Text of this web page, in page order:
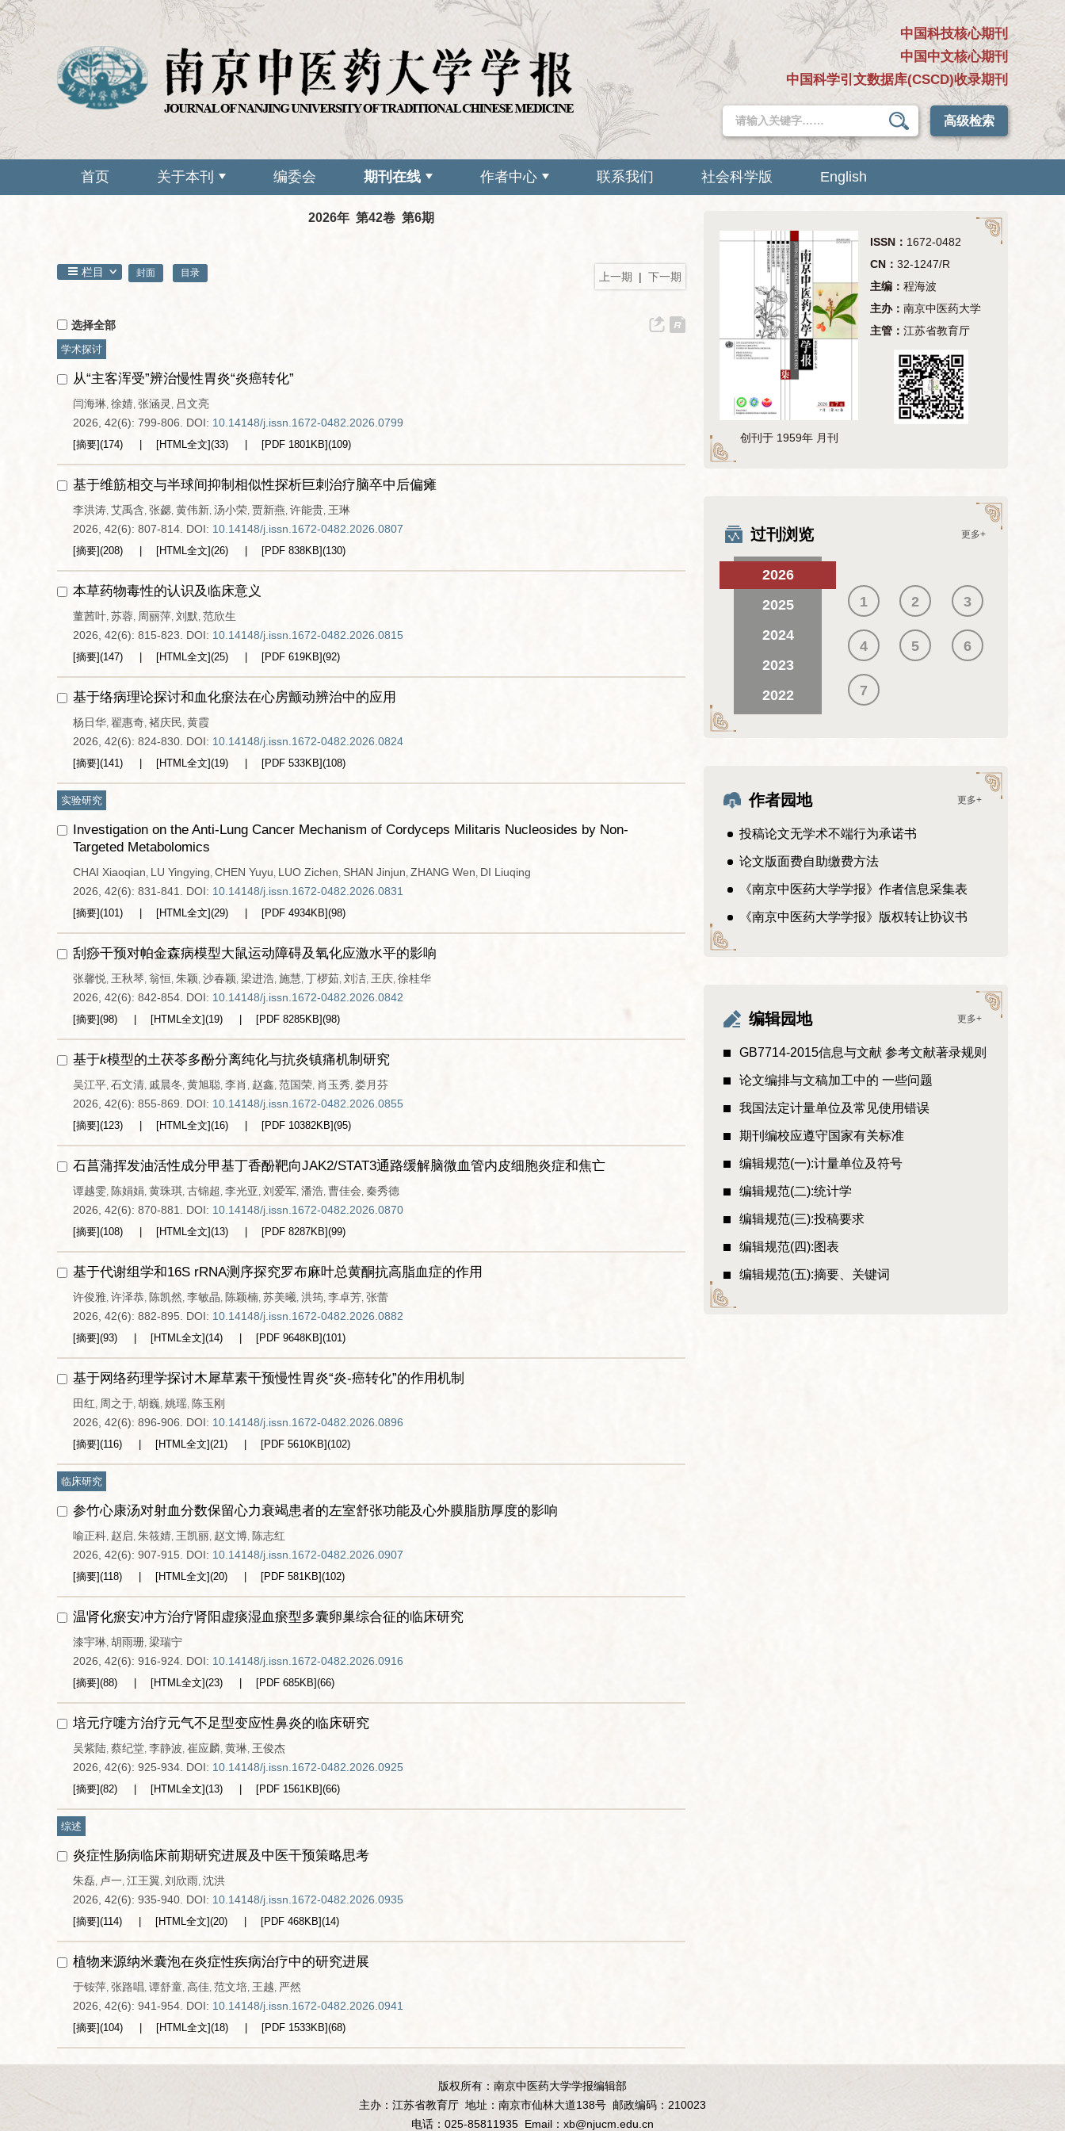
中国科技核心期刊
中国中文核心期刊
中国科学引文数据库(CSCD)收录期刊
高级检索
首页 关于本刊 编委会 期刊在线 作者中心 联系我们 社会科学版 English
2026年 第42卷 第6期
上一期 | 下一期
栏目 封面 目录
选择全部
学术探讨
从“主客浑受”辨治慢性胃炎“炎癌转化”
闫海琳, 徐婧, 张涵灵 , 吕文亮
2026, 42(6): 799-806.
DOI: 10.14148/j.issn.1672-0482.2026.0799
[摘要](174) [HTML全文](33) [PDF 1801KB](109)
基于维筋相交与半球间抑制相似性探析巨刺治疗脑卒中后偏瘫
李洪涛, 艾禹含, 张勰, 黄伟新, 汤小荣, 贾新燕, 许能贵, 王琳
2026, 42(6): 807-814. DOI: 10.14148/j.issn.1672-0482.2026.0807
[摘要](208) [HTML全文](26) [PDF 838KB](130)
本草药物毒性的认识及临床意义
董茜叶, 苏蓉, 周丽萍, 刘默, 范欣生
2026, 42(6): 815-823.
DOI: 10.14148/j.issn.1672-0482.2026.0815
[摘要](147) [HTML全文](25) [PDF 619KB](92)
基于络病理论探讨和血化瘀法在心房颤动辨治中的应用
杨日华, 翟惠奇, 褚庆民, 黄霞
2026, 42(6): 824-830. DOI: 10.14148/j.issn.1672-0482.2026.0824
[摘要](141) [HTML全文](19) [PDF 533KB](108)
实验研究
Investigation on the Anti-Lung Cancer Mechanism of Cordyceps Militaris Nucleosides by Non-
Targeted Metabolomics
CHAI Xiaoqian, LU Yingying, CHEN Yuyu, LUO Zichen, SHAN Jinjun, ZHANG Wen, DI Liuqing
2026, 42(6): 831-841.
DOI: 10.14148/j.issn.1672-0482.2026.0831
[摘要](101) [HTML全文](29) [PDF 4934KB](98)
刮痧干预对帕金森病模型大鼠运动障碍及氧化应激水平的影响
张馨悦, 王秋琴, 翁恒, 朱颖, 沙春颖, 梁进浩, 施慧, 丁椤茹, 刘洁, 王庆, 徐桂华
2026, 42(6): 842-854. DOI: 10.14148/j.issn.1672-0482.2026.0842
[摘要](98) [HTML全文](19) [PDF 8285KB](98)
基于k模型的土茯苓多酚分离纯化与抗炎镇痛机制研究
吴江平, 石文清, 戚晨冬, 黄旭聪, 李肖 , 赵鑫, 范国荣, 肖玉秀, 娄月芬
2026, 42(6): 855-869.
DOI: 10.14148/j.issn.1672-0482.2026.0855
[摘要](123) [HTML全文](16) [PDF 10382KB](95)
石菖蒲挥发油活性成分甲基丁香酚靶向JAK2/STAT3通路缓解脑微血管内皮细胞炎症和焦亡
谭越雯, 陈娟娟, 黄珠琪, 古锦超 , 李光亚, 刘爱军, 潘浩, 曹佳会, 秦秀德
2026, 42(6): 870-881.
DOI: 10.14148/j.issn.1672-0482.2026.0870
[摘要](108) [HTML全文](13) [PDF 8287KB](99)
基于代谢组学和16S rRNA测序探究罗布麻叶总黄酮抗高脂血症的作用
许俊雅, 许泽恭, 陈凯然, 李敏晶, 陈颖楠, 苏美曦, 洪筠, 李卓芳, 张蕾
2026, 42(6): 882-895.
DOI: 10.14148/j.issn.1672-0482.2026.0882
[摘要](93) [HTML全文](14) [PDF 9648KB](101)
基于网络药理学探讨木犀草素干预慢性胃炎“炎-癌转化”的作用机制
田红, 周之于, 胡巍, 姚瑶, 陈玉刚
2026, 42(6): 896-906.
DOI: 10.14148/j.issn.1672-0482.2026.0896
[摘要](116) [HTML全文](21) [PDF 5610KB](102)
临床研究
参竹心康汤对射血分数保留心力衰竭患者的左室舒张功能及心外膜脂肪厚度的影响
喻正科, 赵启, 朱筱婧, 王凯丽, 赵文博, 陈志红
2026, 42(6): 907-915.
DOI: 10.14148/j.issn.1672-0482.2026.0907
[摘要](118) [HTML全文](20) [PDF 581KB](102)
温肾化瘀安冲方治疗肾阳虚痰湿血瘀型多囊卵巢综合征的临床研究
漆宇琳, 胡雨珊, 梁瑞宁
2026, 42(6): 916-924. DOI: 10.14148/j.issn.1672-0482.2026.0916
[摘要](88) [HTML全文](23) [PDF 685KB](66)
培元疗嚏方治疗元气不足型变应性鼻炎的临床研究
吴紫陆, 蔡纪堂, 李静波, 崔应麟, 黄琳, 王俊杰
2026, 42(6): 925-934. DOI: 10.14148/j.issn.1672-0482.2026.0925
[摘要](82) [HTML全文](13) [PDF 1561KB](66)
综述
炎症性肠病临床前期研究进展及中医干预策略思考
朱磊, 卢一, 江王翼, 刘欣雨, 沈洪
2026, 42(6): 935-940. DOI: 10.14148/j.issn.1672-0482.2026.0935
[摘要](114) [HTML全文](20) [PDF 468KB](14)
植物来源纳米囊泡在炎症性疾病治疗中的研究进展
于铵萍, 张路唱, 谭舒童, 高佳, 范文培, 王越, 严然
2026, 42(6): 941-954. DOI: 10.14148/j.issn.1672-0482.2026.0941
[摘要](104) [HTML全文](18) [PDF 1533KB](68)
创刊于 1959年 月刊
ISSN： 1672-0482
CN： 32-1247/R
主编： 程海波
主办： 南京中医药大学
主管： 江苏省教育厅
过刊浏览 更多+
2026
2025
2024
2023
2022
1 2 3
4 5 6
7
作者园地 更多+
投稿论文无学术不端行为承诺书
论文版面费自助缴费方法
《南京中医药大学学报》作者信息采集表
《南京中医药大学学报》版权转让协议书
编辑园地 更多+
GB7714-2015信息与文献 参考文献著录规则
论文编排与文稿加工中的 一些问题
我国法定计量单位及常见使用错误
期刊编校应遵守国家有关标准
编辑规范(一):计量单位及符号
编辑规范(二):统计学
编辑规范(三):投稿要求
编辑规范(四):图表
编辑规范(五):摘要、关键词
版权所有：南京中医药大学学报编辑部
主办：江苏省教育厅 地址：南京市仙林大道138号 邮政编码：210023
电话：025-85811935 Email： xb@njucm.edu.cn